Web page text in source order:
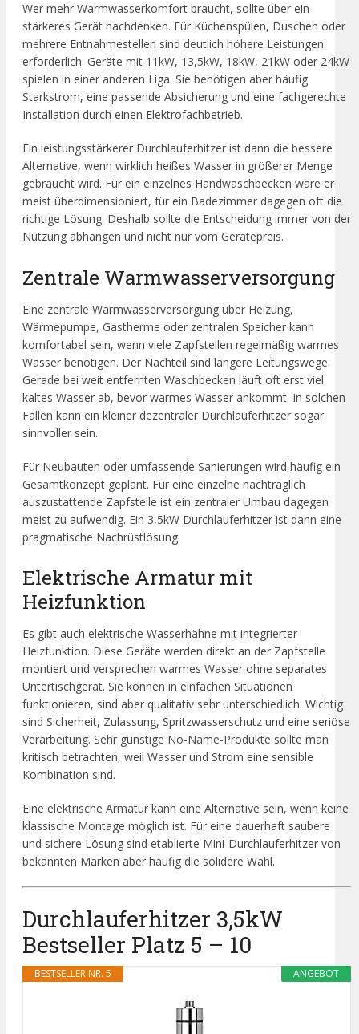
Wer mehr Warmwasserkomfort braucht, sollte über ein
stärkeres Gerät nachdenken. Für Küchenspülen, Duschen oder
mehrere Entnahmestellen sind deutlich höhere Leistungen
erforderlich. Geräte mit 11kW, 13,5kW, 18kW, 21kW oder 24kW
spielen in einer anderen Liga. Sie benötigen aber häufig
Starkstrom, eine passende Absicherung und eine fachgerechte
Installation durch einen Elektrofachbetrieb.
Ein leistungsstärkerer Durchlauferhitzer ist dann die bessere
Alternative, wenn wirklich heißes Wasser in größerer Menge
gebraucht wird. Für ein einzelnes Handwaschbecken wäre er
meist überdimensioniert, für ein Badezimmer dagegen oft die
richtige Lösung. Deshalb sollte die Entscheidung immer von der
Nutzung abhängen und nicht nur vom Gerätepreis.
Zentrale Warmwasserversorgung
Eine zentrale Warmwasserversorgung über Heizung,
Wärmepumpe, Gastherme oder zentralen Speicher kann
komfortabel sein, wenn viele Zapfstellen regelmäßig warmes
Wasser benötigen. Der Nachteil sind längere Leitungswege.
Gerade bei weit entfernten Waschbecken läuft oft erst viel
kaltes Wasser ab, bevor warmes Wasser ankommt. In solchen
Fällen kann ein kleiner dezentraler Durchlauferhitzer sogar
sinnvoller sein.
Für Neubauten oder umfassende Sanierungen wird häufig ein
Gesamtkonzept geplant. Für eine einzelne nachträglich
auszustattende Zapfstelle ist ein zentraler Umbau dagegen
meist zu aufwendig. Ein 3,5kW Durchlauferhitzer ist dann eine
pragmatische Nachrüstlösung.
Elektrische Armatur mit
Heizfunktion
Es gibt auch elektrische Wasserhähne mit integrierter
Heizfunktion. Diese Geräte werden direkt an der Zapfstelle
montiert und versprechen warmes Wasser ohne separates
Untertischgerät. Sie können in einfachen Situationen
funktionieren, sind aber qualitativ sehr unterschiedlich. Wichtig
sind Sicherheit, Zulassung, Spritzwasserschutz und eine seriöse
Verarbeitung. Sehr günstige No-Name-Produkte sollte man
kritisch betrachten, weil Wasser und Strom eine sensible
Kombination sind.
Eine elektrische Armatur kann eine Alternative sein, wenn keine
klassische Montage möglich ist. Für eine dauerhaft saubere
und sichere Lösung sind etablierte Mini-Durchlauferhitzer von
bekannten Marken aber häufig die solidere Wahl.
Durchlauferhitzer 3,5kW
Bestseller Platz 5 – 10
ANGEBOT
BESTSELLER NR. 5